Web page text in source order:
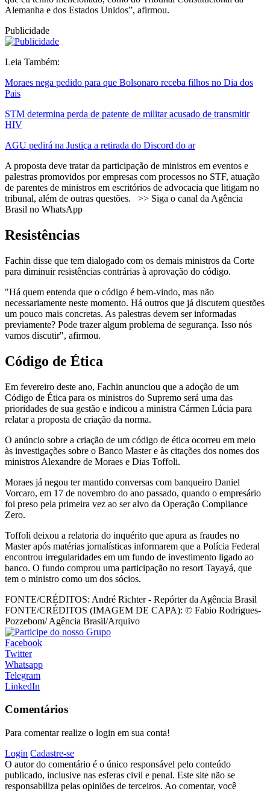
Alemanha e dos Estados Unidos”, afirmou.
Publicidade
Leia Também:
Moraes nega pedido para que Bolsonaro receba filhos no Dia dos
Pais
STM determina perda de patente de militar acusado de transmitir
HIV
AGU pedirá na Justiça a retirada do Discord do ar
A proposta deve tratar da participação de ministros em eventos e
palestras promovidos por empresas com processos no STF, atuação
de parentes de ministros em escritórios de advocacia que litigam no
tribunal, além de outras questões. >> Siga o canal da Agência
Brasil no WhatsApp
Resistências
Fachin disse que tem dialogado com os demais ministros da Corte
para diminuir resistências contrárias à aprovação do código.
"Há quem entenda que o código é bem-vindo, mas não
necessariamente neste momento. Há outros que já discutem questões
um pouco mais concretas. As palestras devem ser informadas
previamente? Pode trazer algum problema de segurança. Isso nós
vamos discutir", afirmou.
Código de Ética
Em fevereiro deste ano, Fachin anunciou que a adoção de um
Código de Ética para os ministros do Supremo será uma das
prioridades de sua gestão e indicou a ministra Cármen Lúcia para
relatar a proposta de criação da norma.
O anúncio sobre a criação de um código de ética ocorreu em meio
às investigações sobre o Banco Master e às citações dos nomes dos
ministros Alexandre de Moraes e Dias Toffoli.
Moraes já negou ter mantido conversas com banqueiro Daniel
Vorcaro, em 17 de novembro do ano passado, quando o empresário
foi preso pela primeira vez ao ser alvo da Operação Compliance
Zero.
Toffoli deixou a relatoria do inquérito que apura as fraudes no
Master após matérias jornalísticas informarem que a Polícia Federal
encontrou irregularidades em um fundo de investimento ligado ao
banco. O fundo comprou uma participação no resort Tayayá, que
tem o ministro como um dos sócios.
FONTE/CRÉDITOS: André Richter - Repórter da Agência Brasil
FONTE/CRÉDITOS (IMAGEM DE CAPA): © Fabio Rodrigues-
Pozzebom/ Agência Brasil/Arquivo
Facebook
Twitter
Whatsapp
Telegram
LinkedIn
Comentários
Para comentar realize o login em sua conta!
Login Cadastre-se
O autor do comentário é o único responsável pelo conteúdo
publicado, inclusive nas esferas civil e penal. Este site não se
responsabiliza pelas opiniões de terceiros. Ao comentar, você